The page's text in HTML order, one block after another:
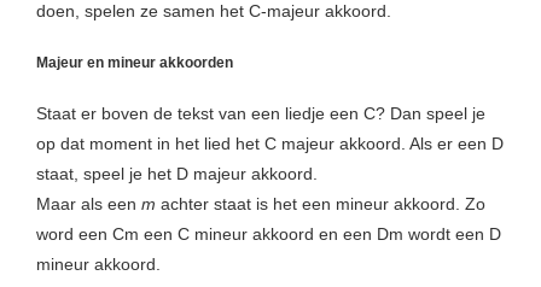
doen, spelen ze samen het C-majeur akkoord.
Majeur en mineur akkoorden
Staat er boven de tekst van een liedje een C? Dan speel je
op dat moment in het lied het C majeur akkoord. Als er een D
staat, speel je het D majeur akkoord.
Maar als een m achter staat is het een mineur akkoord. Zo
word een Cm een C mineur akkoord en een Dm wordt een D
mineur akkoord.